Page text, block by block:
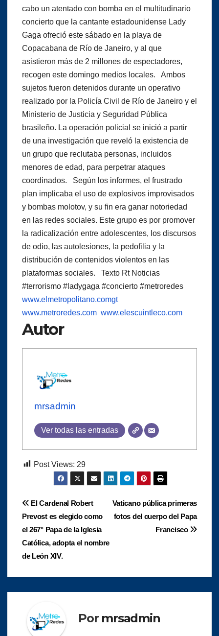
cabo un atentado con bomba en el multitudinario
concierto que la cantante estadounidense Lady
Gaga ofreció este sábado en la playa de
Copacabana de Río de Janeiro, y al que
asistieron más de 2 millones de espectadores,
recogen este domingo medios locales. Ambos
sujetos fueron detenidos durante un operativo
realizado por la Policía Civil de Río de Janeiro y el
Ministerio de Justicia y Seguridad Pública
brasileño. La operación policial se inició a partir
de una investigación que reveló la existencia de
un grupo que reclutaba personas, incluidos
menores de edad, para perpetrar ataques
coordinados. Según los informes, el frustrado
plan implicaba el uso de explosivos improvisados
y bombas molotov, y su fin era ganar notoriedad
en las redes sociales. Este grupo es por promover
la radicalización entre adolescentes, los discursos
de odio, las autolesiones, la pedofilia y la
distribución de contenidos violentos en las
plataformas sociales. Texto Rt Noticias
#terrorismo #ladygaga #concierto #metroredes
www.elmetropolitano.comgt
www.metroredes.com www.elescuintleco.com
Autor
mrsadmin
Ver todas las entradas
Post Views: 29
Navegación
de
entradas
Vaticano pública primeras
fotos del cuerpo del Papa
Francisco
El Cardenal Robert
Prevost es elegido como
el 267° Papa de la Iglesia
Católica, adopta el nombre
de León XIV.
Por mrsadmin